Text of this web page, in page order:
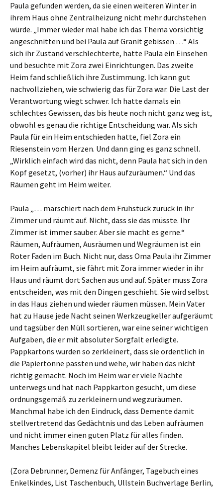
Paula gefunden werden, da sie einen weiteren Winter in
ihrem Haus ohne Zentralheizung nicht mehr durchstehen
würde. „Immer wieder mal habe ich das Thema vorsichtig
angeschnitten und bei Paula auf Granit gebissen …“ Als
sich ihr Zustand verschlechterte, hatte Paula ein Einsehen
und besuchte mit Zora zwei Einrichtungen. Das zweite
Heim fand schließlich ihre Zustimmung. Ich kann gut
nachvollziehen, wie schwierig das für Zora war. Die Last der
Verantwortung wiegt schwer. Ich hatte damals ein
schlechtes Gewissen, das bis heute noch nicht ganz weg ist,
obwohl es genau die richtige Entscheidung war. Als sich
Paula für ein Heim entschieden hatte, fiel Zora ein
Riesenstein vom Herzen. Und dann ging es ganz schnell.
„Wirklich einfach wird das nicht, denn Paula hat sich in den
Kopf gesetzt, (vorher) ihr Haus aufzuräumen.“ Und das
Räumen geht im Heim weiter.
Paula „… marschiert nach dem Frühstück zurück in ihr
Zimmer und räumt auf. Nicht, dass sie das müsste. Ihr
Zimmer ist immer sauber. Aber sie macht es gerne.“
Räumen, Aufräumen, Ausräumen und Wegräumen ist ein
Roter Faden im Buch. Nicht nur, dass Oma Paula ihr Zimmer
im Heim aufräumt, sie fährt mit Zora immer wieder in ihr
Haus und räumt dort Sachen aus und auf. Später muss Zora
entscheiden, was mit den Dingen geschieht. Sie wird selbst
in das Haus ziehen und wieder räumen müssen. Mein Vater
hat zu Hause jede Nacht seinen Werkzeugkeller aufgeräumt
und tagsüber den Müll sortieren, war eine seiner wichtigen
Aufgaben, die er mit absoluter Sorgfalt erledigte.
Pappkartons wurden so zerkleinert, dass sie ordentlich in
die Papiertonne passten und wehe, wir haben das nicht
richtig gemacht. Noch im Heim war er viele Nächte
unterwegs und hat nach Pappkarton gesucht, um diese
ordnungsgemäß zu zerkleinern und wegzuräumen.
Manchmal habe ich den Eindruck, dass Demente damit
stellvertretend das Gedächtnis und das Leben aufräumen
und nicht immer einen guten Platz für alles finden.
Manches Lebenskapitel bleibt leider auf der Strecke.
(Zora Debrunner, Demenz für Anfänger, Tagebuch eines
Enkelkindes, List Taschenbuch, Ullstein Buchverlage Berlin,